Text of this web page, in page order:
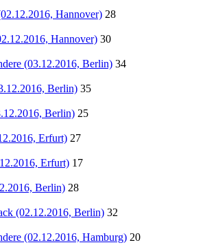
Hannover) 28
Hannover) 30
(03.12.2016, Berlin) 34
Berlin) 35
Berlin) 25
Erfurt) 27
Erfurt) 17
Berlin) 28
(02.12.2016, Berlin) 32
(02.12.2016, Hamburg) 20